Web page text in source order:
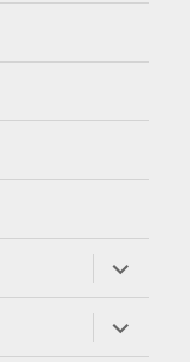
anzeigen
anzeigen